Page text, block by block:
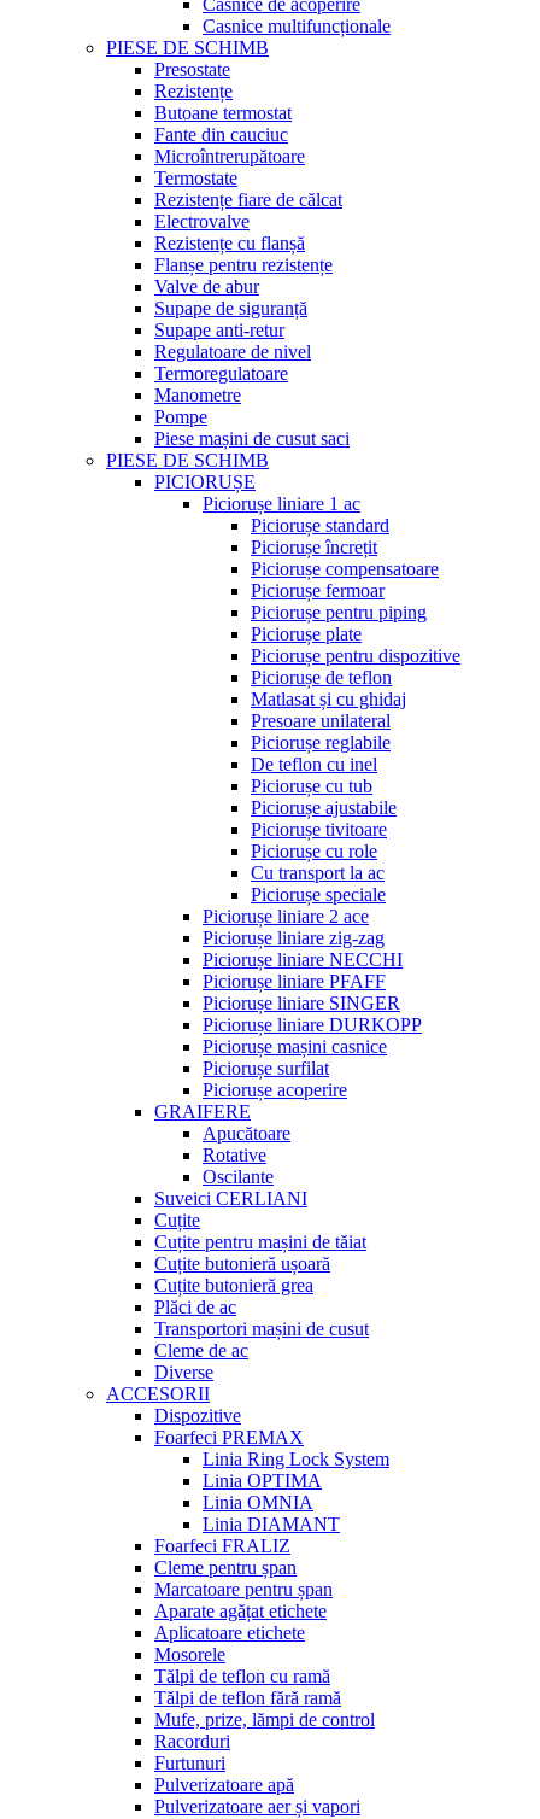
Casnice de acoperire
Casnice multifuncționale
PIESE DE SCHIMB
Presostate
Rezistențe
Butoane termostat
Fante din cauciuc
Microîntrerupătoare
Termostate
Rezistențe fiare de călcat
Electrovalve
Rezistențe cu flanșă
Flanșe pentru rezistențe
Valve de abur
Supape de siguranță
Supape anti-retur
Regulatoare de nivel
Termoregulatoare
Manometre
Pompe
Piese mașini de cusut saci
PIESE DE SCHIMB
PICIORUȘE
Piciorușe liniare 1 ac
Piciorușe standard
Piciorușe încrețit
Piciorușe compensatoare
Piciorușe fermoar
Piciorușe pentru piping
Piciorușe plate
Piciorușe pentru dispozitive
Piciorușe de teflon
Matlasat și cu ghidaj
Presoare unilateral
Piciorușe reglabile
De teflon cu inel
Piciorușe cu tub
Piciorușe ajustabile
Piciorușe tivitoare
Piciorușe cu role
Cu transport la ac
Piciorușe speciale
Piciorușe liniare 2 ace
Piciorușe liniare zig-zag
Piciorușe liniare NECCHI
Piciorușe liniare PFAFF
Piciorușe liniare SINGER
Piciorușe liniare DURKOPP
Piciorușe mașini casnice
Piciorușe surfilat
Piciorușe acoperire
GRAIFERE
Apucătoare
Rotative
Oscilante
Suveici CERLIANI
Cuțite
Cuțite pentru mașini de tăiat
Cuțite butonieră ușoară
Cuțite butonieră grea
Plăci de ac
Transportori mașini de cusut
Cleme de ac
Diverse
ACCESORII
Dispozitive
Foarfeci PREMAX
Linia Ring Lock System
Linia OPTIMA
Linia OMNIA
Linia DIAMANT
Foarfeci FRALIZ
Cleme pentru șpan
Marcatoare pentru șpan
Aparate agățat etichete
Aplicatoare etichete
Mosorele
Tălpi de teflon cu ramă
Tălpi de teflon fără ramă
Mufe, prize, lămpi de control
Racorduri
Furtunuri
Pulverizatoare apă
Pulverizatoare aer și vapori